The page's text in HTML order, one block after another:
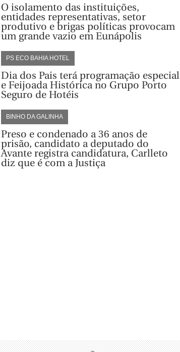
O isolamento das instituições,
entidades representativas, setor
produtivo e brigas políticas provocam
um grande vazio em Eunápolis
PS ECO BAHIA HOTEL
Dia dos Pais terá programação especial
e Feijoada Histórica no Grupo Porto
Seguro de Hotéis
BINHO DA GALINHA
Preso e condenado a 36 anos de
prisão, candidato a deputado do
Avante registra candidatura, Carlleto
diz que é com a Justiça